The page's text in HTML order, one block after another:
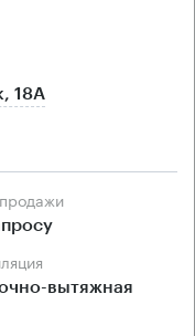
18А
продажи
вытяжная